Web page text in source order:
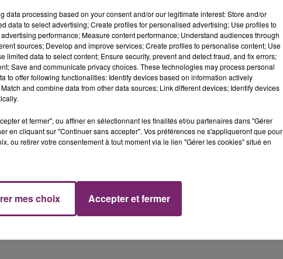
trajet) seront mis en vente à compter de
région Hauts-de-France !
data processing based on your consent and/or our legitimate interest: Store and/or
data to select advertising; Create profiles for personalised advertising; Use profiles to
performance; Measure content performance; Understand audiences through
sources; Develop and improve services; Create profiles to personalise content; Use
limited data to select content; Ensure security, prevent and detect fraud, and fix errors;
Save and communicate privacy choices. These technologies may process personal
to offer following functionalities: Identify devices based on information actively
and combine data from other data sources; Link different devices; Identify devices
et fermer", ou affiner en sélectionnant les finalités et/ou partenaires dans "Gérer
en cliquant sur "Continuer sans accepter". Vos préférences ne s'appliqueront que pour
ou retirer votre consentement à tout moment via le lien "Gérer les cookies" situé en
mes choix Accepter et fermer